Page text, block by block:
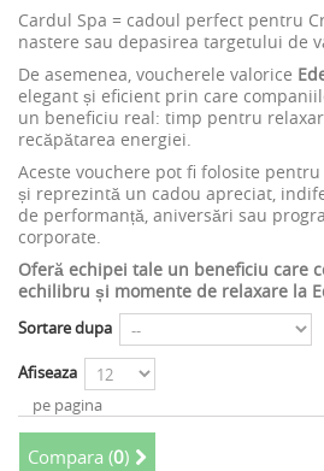
Cardul Spa = cadoul perfect pentru
nastere sau depasirea targetului de
De asemenea, voucherele valorice
elegant și eficient prin care
un beneficiu real: timp pentru
recăpătarea energiei.
Aceste vouchere pot fi folosite
și reprezintă un cadou apreciat,
de performanță, aniversări sau
corporate.
Oferă echipei tale un beneficiu care
echilibru și momente de relaxare la
Sortare dupa
Afiseaza
pe pagina
Compara (0)